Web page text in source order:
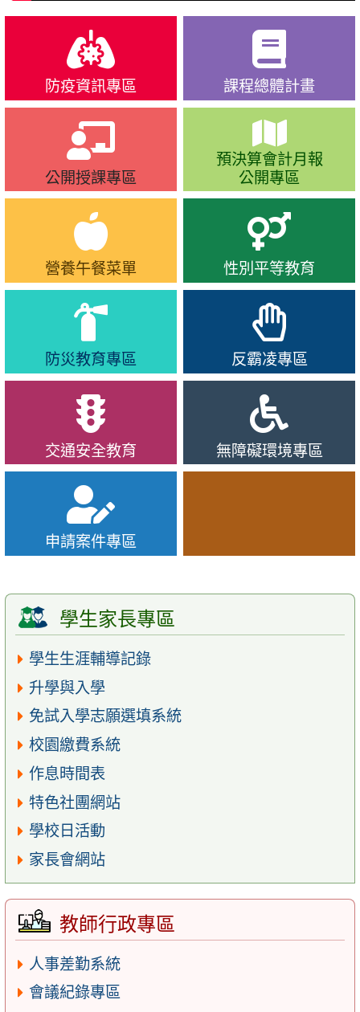
防疫資訊專區 課程總體計畫
公開授課專區
預決算會計月報
公開專區
營養午餐菜單 性別平等教育
防災教育專區 反霸凌專區
交通安全教育 無障礙環境專區
申請案件專區
學生家長專區
學生生涯輔導記錄
升學與入學
免試入學志願選填系統
校園繳費系統
作息時間表
特色社團網站
學校日活動
家長會網站
教師行政專區
人事差勤系統
會議紀錄專區